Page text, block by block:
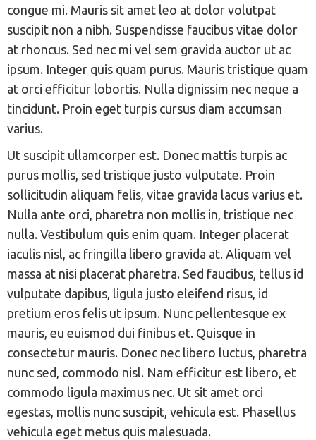
congue mi. Mauris sit amet leo at dolor volutpat
suscipit non a nibh. Suspendisse faucibus vitae dolor
at rhoncus. Sed nec mi vel sem gravida auctor ut ac
ipsum. Integer quis quam purus. Mauris tristique quam
at orci efficitur lobortis. Nulla dignissim nec neque a
tincidunt. Proin eget turpis cursus diam accumsan
varius.
Ut suscipit ullamcorper est. Donec mattis turpis ac
purus mollis, sed tristique justo vulputate. Proin
sollicitudin aliquam felis, vitae gravida lacus varius et.
Nulla ante orci, pharetra non mollis in, tristique nec
nulla. Vestibulum quis enim quam. Integer placerat
iaculis nisl, ac fringilla libero gravida at. Aliquam vel
massa at nisi placerat pharetra. Sed faucibus, tellus id
vulputate dapibus, ligula justo eleifend risus, id
pretium eros felis ut ipsum. Nunc pellentesque ex
mauris, eu euismod dui finibus et. Quisque in
consectetur mauris. Donec nec libero luctus, pharetra
nunc sed, commodo nisl. Nam efficitur est libero, et
commodo ligula maximus nec. Ut sit amet orci
egestas, mollis nunc suscipit, vehicula est. Phasellus
vehicula eget metus quis malesuada.